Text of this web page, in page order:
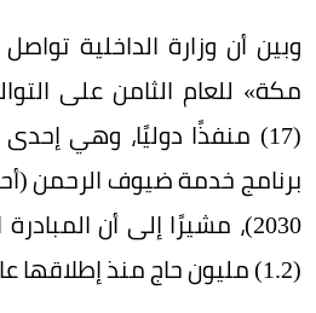
وبين أن وزارة الداخلية
(17) منفذًا دوليًا، وهي
برنامج خدمة ضيوف الرحمن
2030)، مشيرًا إلى أن
(1.2) مليون حاج منذ إطلاقها عام (2017).